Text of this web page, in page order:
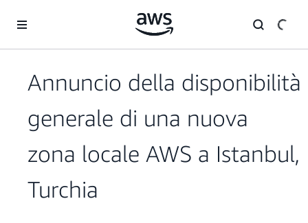
Annuncio della disponibilità
generale di una nuova
zona locale AWS a Istanbul,
Turchia